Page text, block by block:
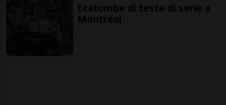
Ecatombe di teste di serie a
Montréal